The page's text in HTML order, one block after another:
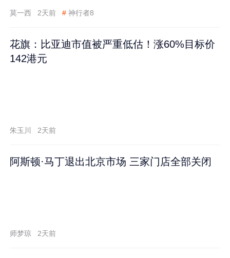
莫一西 2天前 # 神行者8
花旗：比亚迪市值被严重低估！涨60%目标价
142港元
朱玉川 2天前
阿斯顿·马丁退出北京市场 三家门店全部关闭
师梦琼 2天前